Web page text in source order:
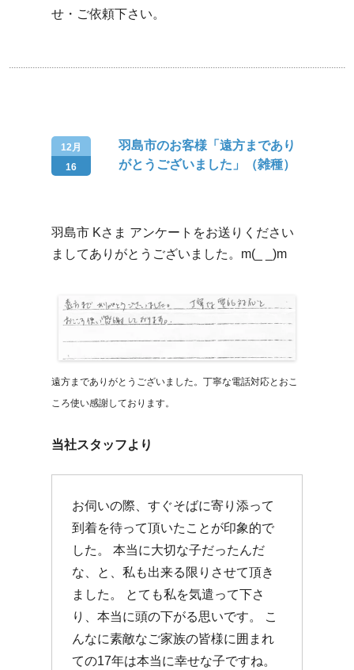
せ・ご依頼下さい。
12月
16
羽島市のお客様「遠方まであり
がとうございました」（雑種）
羽島市 Kさま アンケートをお送りください
ましてありがとうございました。m(_ _)m
遠方までありがとうございました。丁寧な電話対応とおこ
ころ使い感謝しております。
当社スタッフより
​お伺いの際、すぐそばに寄り添って
到着を待って頂いたことが印象的で
した。 本当に大切な子だったんだ
な、と、私も出来る限りさせて頂き
ました。 とても私を気遣って下さ
り、本当に頭の下がる思いです。 こ
んなに素敵なご家族の皆様に囲まれ
ての17年は本当に幸せな子ですね。